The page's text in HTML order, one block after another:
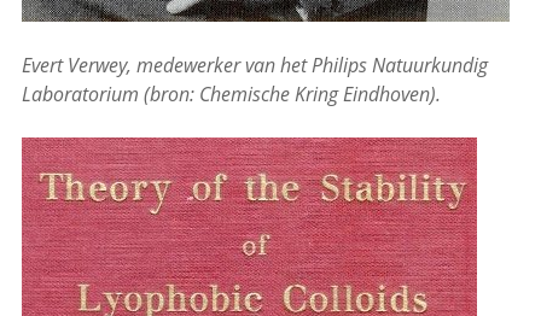
Evert Verwey, medewerker van het Philips Natuurkundig
Laboratorium (bron: Chemische Kring Eindhoven).